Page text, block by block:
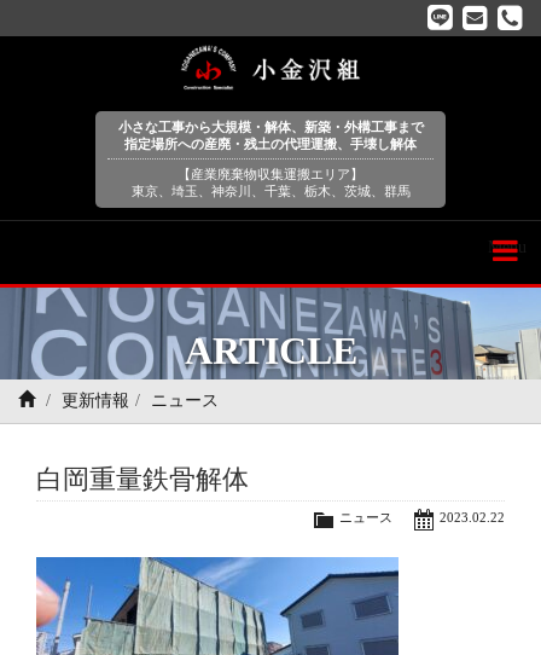
小さな工事から大規模・解体、新築・外構工事まで
指定場所への産廃・残土の代理運搬、手壊し解体
【産業廃棄物収集運搬エリア】
東京、埼玉、神奈川、千葉、栃木、茨城、群馬
Menu
ARTICLE
更新情報 ニュース
白岡重量鉄骨解体
2023.02.22
ニュース